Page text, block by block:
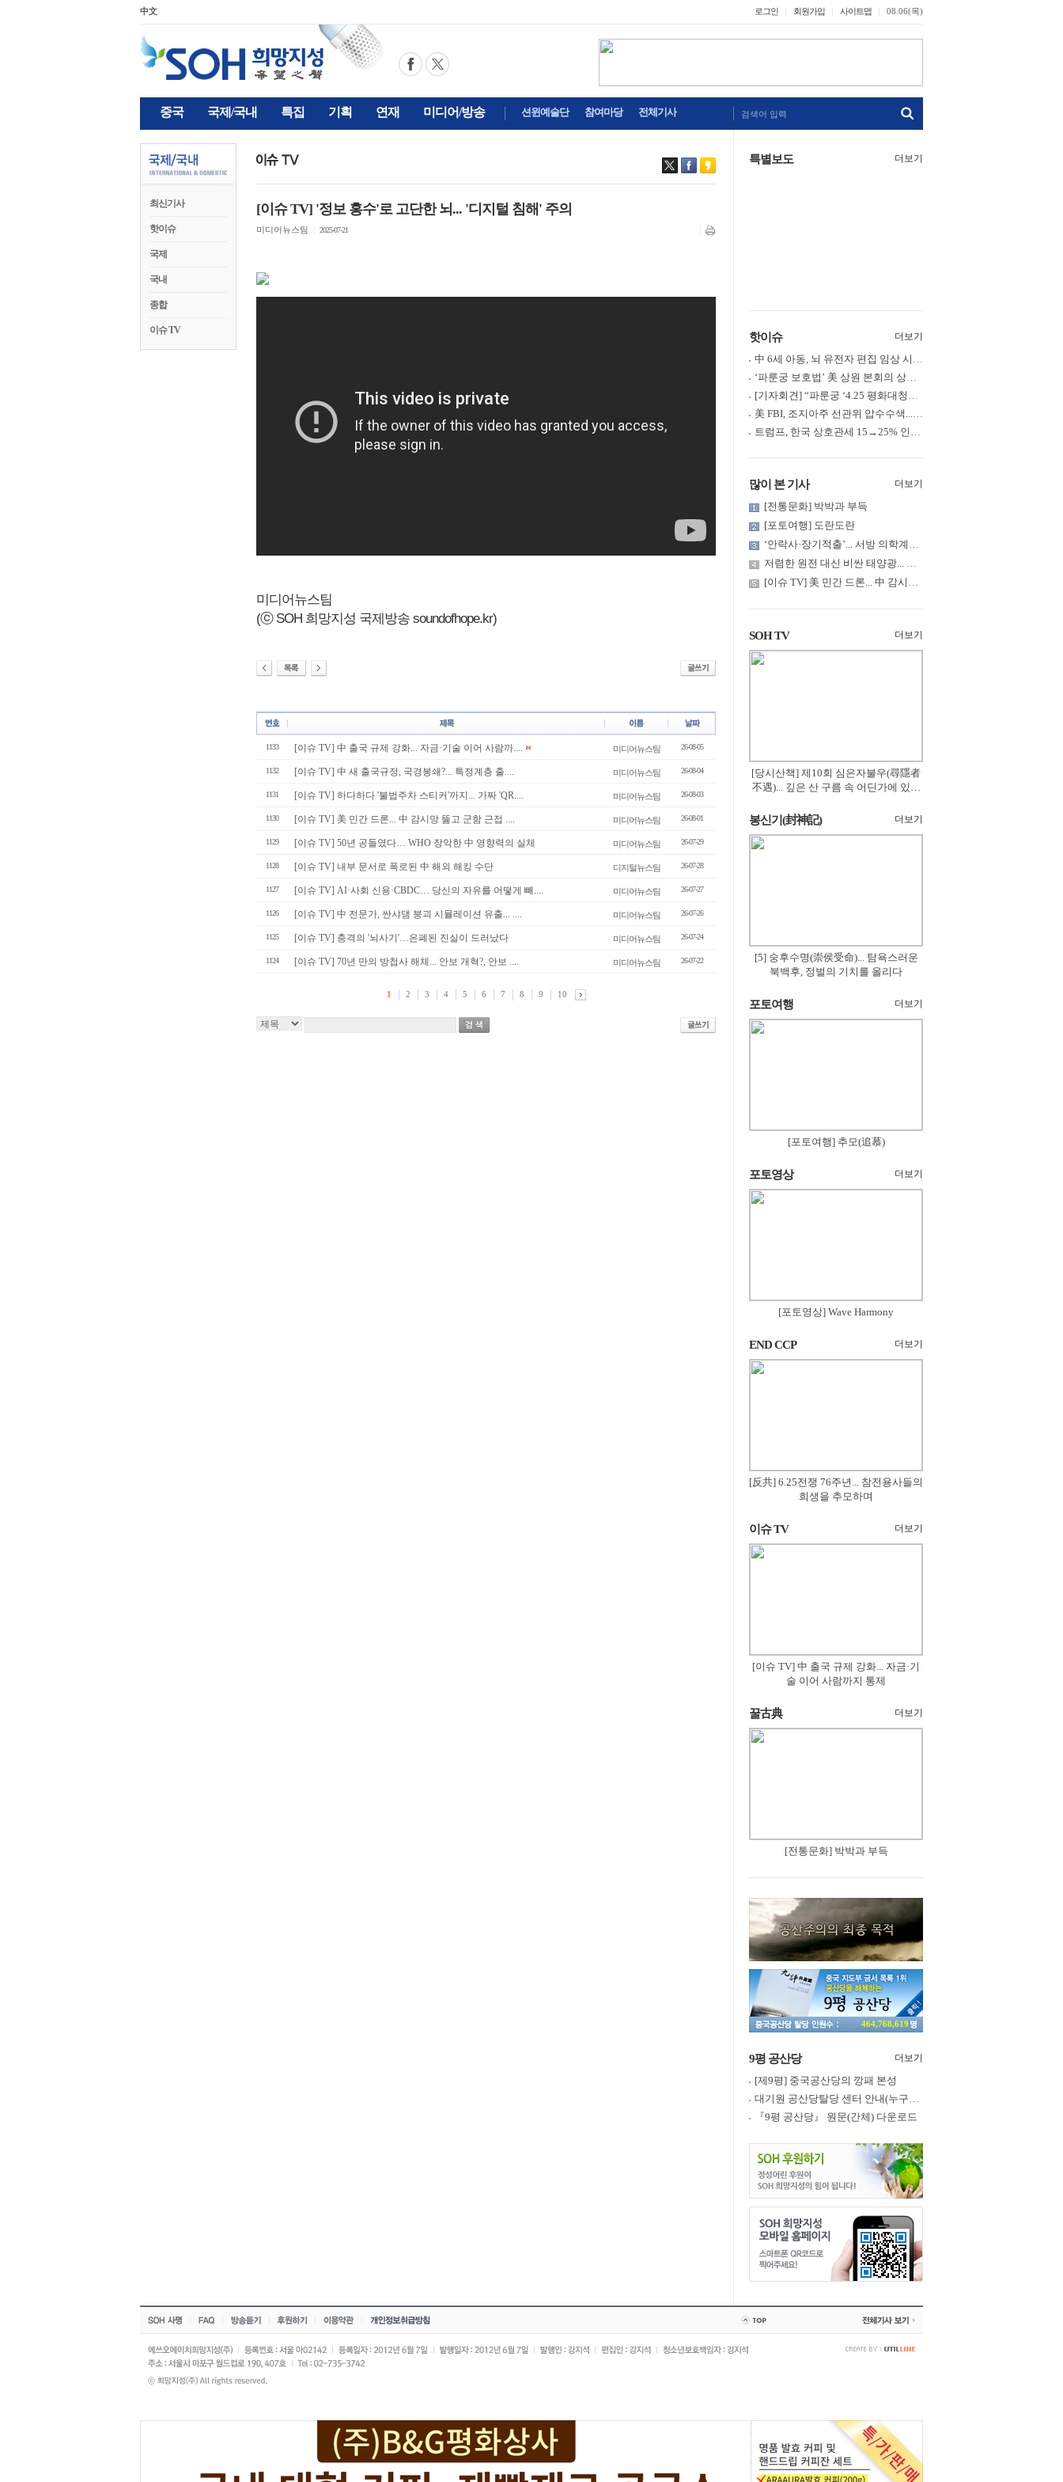
中文 로그인 회원가입 사이트맵 08.06(목)
중국 국제/국내 특집 기획 연재 미디어/방송 션윈예술단 참여마당 전체기사 검색어 입력
최신기사
핫이슈
국제
국내
종합
이슈 TV
[이슈 TV] '정보 홍수'로 고단한 뇌... '디지털 침해' 주의
미디어뉴스팀 2025-07-21
미디어뉴스팀
(ⓒ SOH 희망지성 국제방송 soundofhope.kr)
1133 [이슈 TV] 中 출국 규제 강화... 자금·기술 이어 사람까.... 미디어뉴스팀 26-08-05
1132 [이슈 TV] 中 새 출국규정, 국경봉쇄?... 특정계층 출.... 미디어뉴스팀 26-08-04
1131 [이슈 TV] 하다하다 '불법주차 스티커'까지... 가짜 'QR.... 미디어뉴스팀 26-08-03
1130 [이슈 TV] 美 민간 드론... 中 감시망 뚫고 군함 근접 .... 미디어뉴스팀 26-08-01
1129 [이슈 TV] 50년 공들였다… WHO 장악한 中 영향력의 실체 미디어뉴스팀 26-07-29
1128 [이슈 TV] 내부 문서로 폭로된 中 해외 해킹 수단 디지털뉴스팀 26-07-28
1127 [이슈 TV] AI·사회 신용·CBDC… 당신의 자유를 어떻게 빼.... 미디어뉴스팀 26-07-27
1126 [이슈 TV] 中 전문가, 싼샤댐 붕괴 시뮬레이션 유출... .... 미디어뉴스팀 26-07-26
1125 [이슈 TV] 충격의 '뇌사기'…은폐된 진실이 드러났다 미디어뉴스팀 26-07-24
1124 [이슈 TV] 70년 만의 방첩사 해체... 안보 개혁?, 안보 .... 미디어뉴스팀 26-07-22
1 2 3 4 5 6 7 8 9 10
특별보도 더보기
핫이슈 더보기
中 6세 아동, 뇌 유전자 편집 임상 시험 중 사망... 의료진 1년간 ....
‘파룬궁 보호법’ 美 상원 본회의 상정... 최종 입법 ‘초읽기’
[기자회견] “파룬궁 ‘4.25 평화대청원’ 기념 & 중공의 션윈 공연 .....
美 FBI, 조지아주 선관위 압수수색... 트럼프 “부정선거 증거 확보....
트럼프, 한국 상호관세 15→25% 인상... “韓 국회 무력합의 미비준”....
많이 본 기사 더보기
[전통문화] 박박과 부득
[포토여행] 도란도란
‘안락사·장기적출’... 서방 의학계까지 침투한 ‘공리주의적 생명윤....
저렴한 원전 대신 비싼 태양광... 요금 부담은 누가?
[이슈 TV] 美 민간 드론... 中 감시망 뚫고 군함 근접 촬영
SOH TV 더보기
[당시산책] 제10회 심은자불우(尋隱者
不遇)... 깊은 산 구름 속 어딘가에 있겠
봉신기(封神記) 더보기
[5] 숭후수명(崇侯受命)... 탐욕스러운
북백후, 정벌의 기치를 올리다
포토여행 더보기
[포토여행] 추모(追慕)
포토영상 더보기
[포토영상] Wave Harmony
END CCP 더보기
[反共] 6.25전쟁 76주년... 참전용사들의
희생을 추모하며
이슈 TV 더보기
[이슈 TV] 中 출국 규제 강화... 자금·기
술 이어 사람까지 통제
꿀古典 더보기
[전통문화] 박박과 부득
464,768,619
9평 공산당 더보기
[제9평] 중국공산당의 깡패 본성
대기원 공산당탈당 센터 안내(누구나 쉽게 退黨, 退團, 退隊 가능)
『9평 공산당』 원문(간체) 다운로드